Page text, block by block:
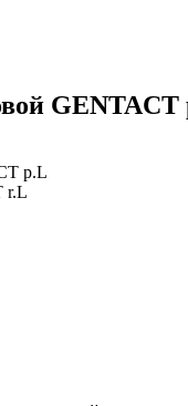
GENTACT
р.L
r.L